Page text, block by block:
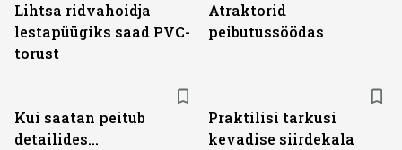
Lihtsa ridvahoidja
lestapüügiks saad PVC-
torust
Atraktorid
peibutussöödas
Kui saatan peitub
detailides...
Praktilisi tarkusi
kevadise siirdekala